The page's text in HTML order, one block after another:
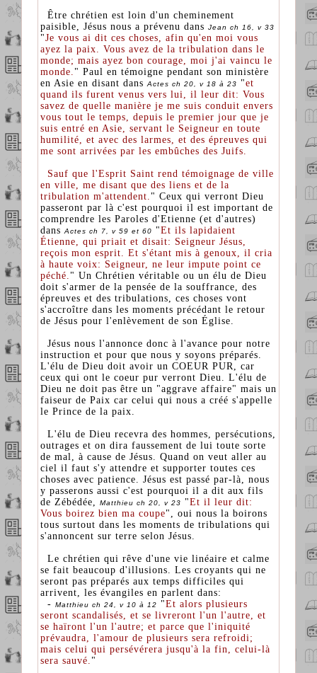
Être chrétien est loin d'un cheminement
paisible, Jésus nous a prévenu dans Jean ch 16, v 33
"Je vous ai dit ces choses, afin qu'en moi vous
ayez la paix. Vous avez de la tribulation dans le
monde; mais ayez bon courage, moi j'ai vaincu le
monde. " Paul en témoigne pendant son ministère
en Asie en disant dans Actes ch 20, v 18 à 23 "et
quand ils furent venus vers lui, il leur dit: Vous
savez de quelle manière je me suis conduit envers
vous tout le temps, depuis le premier jour que je
suis entré en Asie, servant le Seigneur en toute
humilité, et avec des larmes, et des épreuves qui
me sont arrivées par les embûches des Juifs.
Sauf que l'Esprit Saint rend témoignage de ville
en ville, me disant que des liens et de la
tribulation m'attendent. " Ceux qui verront Dieu
passeront par là c'est pourquoi il est important de
comprendre les Paroles d'Etienne (et d'autres)
dans Actes ch 7, v 59 et 60 "Et ils lapidaient
Étienne, qui priait et disait: Seigneur Jésus,
reçois mon esprit. Et s'étant mis à genoux, il cria
à haute voix: Seigneur, ne leur impute point ce
péché. " Un Chrétien véritable ou un élu de Dieu
doit s'armer de la pensée de la souffrance, des
épreuves et des tribulations, ces choses vont
s'accroître dans les moments précédant le retour
de Jésus pour l'enlèvement de son Église.
Jésus nous l'annonce donc à l'avance pour notre
instruction et pour que nous y soyons préparés.
L'élu de Dieu doit avoir un COEUR PUR, car
ceux qui ont le coeur pur verront Dieu. L'élu de
Dieu ne doit pas être un "aggrave affaire" mais un
faiseur de Paix car celui qui nous a créé s'appelle
le Prince de la paix.
L'élu de Dieu recevra des hommes, persécutions,
outrages et on dira faussement de lui toute sorte
de mal, à cause de Jésus. Quand on veut aller au
ciel il faut s'y attendre et supporter toutes ces
choses avec patience. Jésus est passé par-là, nous
y passerons aussi c'est pourquoi il a dit aux fils
de Zébédée,
Matthieu ch 20, v 23 "Et il leur dit:
Vous boirez bien ma coupe", oui nous la boirons
tous surtout dans les moments de tribulations qui
s'annoncent sur terre selon Jésus.
Le chrétien qui rêve d'une vie linéaire et calme
se fait beaucoup d'illusions. Les croyants qui ne
seront pas préparés aux temps difficiles qui
arrivent, les évangiles en parlent dans:
- Matthieu ch 24, v 10 à 12 "Et alors plusieurs
seront scandalisés, et se livreront l'un l'autre, et
se haïront l'un l'autre; et parce que l'iniquité
prévaudra, l'amour de plusieurs sera refroidi;
mais celui qui persévérera jusqu'à la fin, celui-là
sera sauvé. "